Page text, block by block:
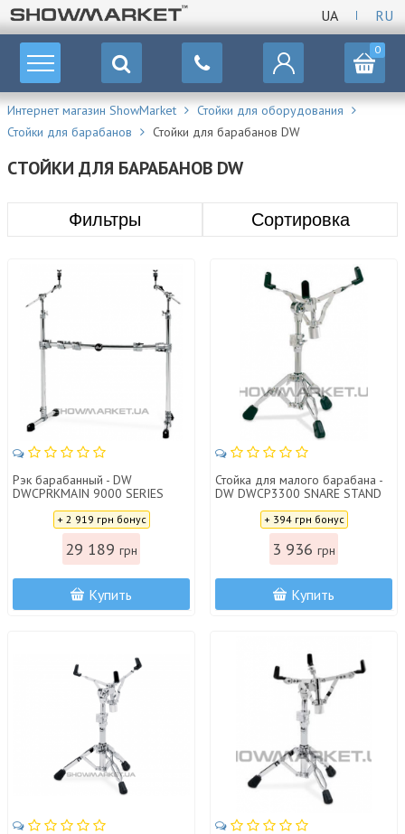
UA RU
0
Интернет магазин ShowMarket
Стойки для оборудования
Стойки для барабанов
Стойки для барабанов DW
СТОЙКИ ДЛЯ БАРАБАНОВ DW
Фильтры Сортировка
Рэк барабанный - DW
DWCPRKMAIN 9000 SERIES
MAIN DRUM RACK PACKAGE
+ 2 919 грн бонус
29 189 грн
Купить
Стойка для малого барабана -
DW DWCP3300 SNARE STAND
+ 394 грн бонус
3 936 грн
Купить